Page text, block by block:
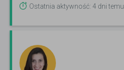
Ostatnia aktywność: 4 dni temu